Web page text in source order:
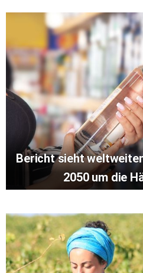
Bericht sieht
2050 um die